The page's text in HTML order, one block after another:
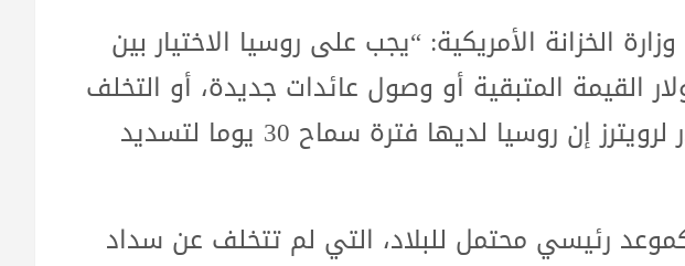
الخزانة الأمريكية: “يجب على روسيا الاختيار بين
القيمة المتبقية أو وصول عائدات جديدة، أو التخلف
عن السداد”، وقال مصدر لرويترز إن روسيا لديها فترة سماح 30 يوما لتسديد
رئيسي محتمل للبلاد، التي لم تتخلف عن سداد